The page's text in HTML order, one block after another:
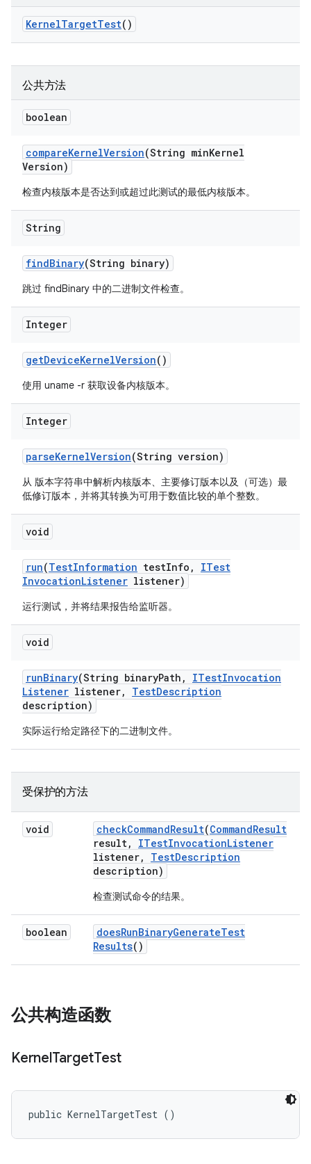
KernelTargetTest()
公共方法
boolean
compareKernelVersion(String minKernel
Version)
检查内核版本是否达到或超过此测试的最低内核版本。
String
findBinary(String binary)
跳过 findBinary 中的二进制文件检查。
Integer
getDeviceKernelVersion()
使用 uname -r 获取设备内核版本。
Integer
parseKernelVersion(String version)
从 版本字符串中解析内核版本、主要修订版本以及（可选）最
低修订版本，并将其转换为可用于数值比较的单个整数。
void
run(TestInformation testInfo ,
ITest
InvocationListener listener)
运行测试，并将结果报告给监听器。
void
runBinary(String binaryPath , ITestInvocation
Listener listener, TestDescription
description)
实际运行给定路径下的二进制文件。
受保护的方法
void checkCommandResult(CommandResult
result, ITestInvocationListener
listener, TestDescription
description)
检查测试命令的结果。
boolean doesRunBinaryGenerateTest
Results()
公共构造函数
KernelTargetTest
public KernelTargetTest ()